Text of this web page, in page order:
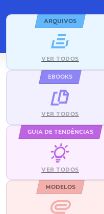
ARQUIVOS
VER TODOS
EBOOKS
VER TODOS
GUIA DE TENDÊNCIAS
VER TODOS
MODELOS